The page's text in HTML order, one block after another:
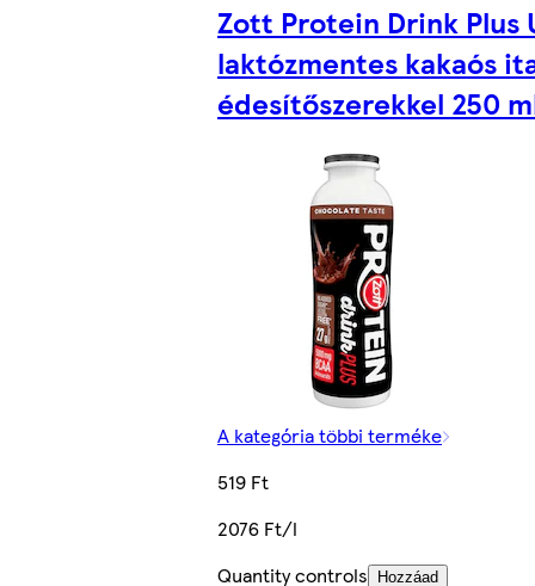
Zott Protein Drink Plus
laktózmentes kakaós
édesítőszerekkel 250
A kategória többi terméke
519 Ft
2076 Ft/l
Quantity controls
Hozzáad